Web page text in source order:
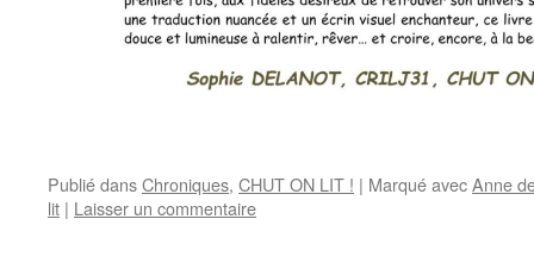
Publié dansChroniques, CHUT ON LIT ! | Marqué avecAnne
lit | Laisser un commentaire